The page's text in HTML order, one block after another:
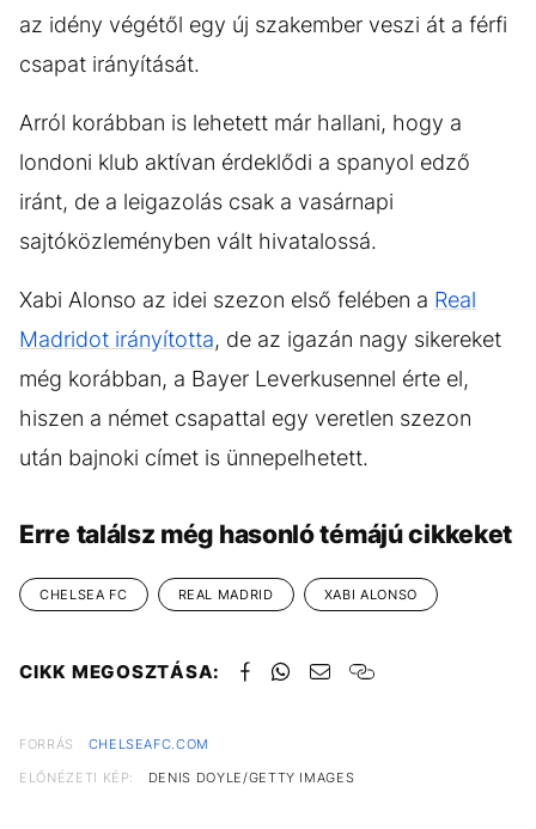
az idény végétől egy új szakember veszi át a férfi
csapat irányítását.
Arról korábban is lehetett már hallani, hogy a
londoni klub aktívan érdeklődi a spanyol edző
iránt, de a leigazolás csak a vasárnapi
sajtóközleményben vált hivatalossá.
Xabi Alonso az idei szezon első felében a Real
Madridot irányította, de az igazán nagy sikereket
még korábban, a Bayer Leverkusennel érte el,
hiszen a német csapattal egy veretlen szezon
után bajnoki címet is ünnepelhetett.
Erre találsz még hasonló témájú cikkeket
CHELSEA FC REAL MADRID XABI ALONSO
CIKK MEGOSZTÁSA:
FORRÁS
CHELSEAFC.COM
ELŐNÉZETI KÉP:
DENIS DOYLE/GETTY IMAGES